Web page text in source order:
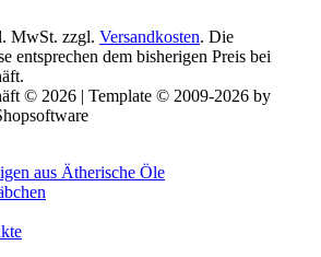
MwSt. zzgl. Versandkosten. Die
entsprechen dem bisherigen Preis bei
© 2026 | Template © 2009-2026 by
aus Ätherische Öle